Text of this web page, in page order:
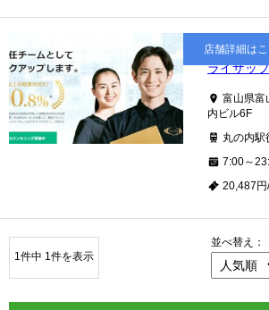
丸の内
ライザッ
富山県富
内ビル6F
丸の内駅
7:00～
20,487円
店舗詳細は
1件中 1件を表示
並べ替え：